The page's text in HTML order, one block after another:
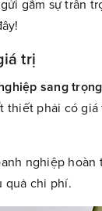
gắm sự trân
trị
sang
phải có
nghiệp hoàn
quả chi phí.